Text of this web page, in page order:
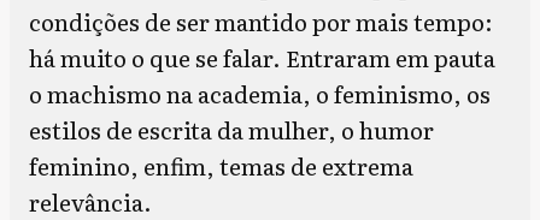
condições de ser mantido por mais tempo:
há muito o que se falar. Entraram em pauta
o machismo na academia, o feminismo, os
estilos de escrita da mulher, o humor
feminino, enfim, temas de extrema
relevância.